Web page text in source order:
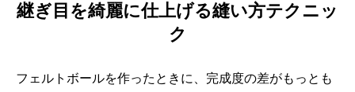
継ぎ目を綺麗に仕上げる縫い方テクニッ
ク
フェルトボールを作ったときに、完成度の差がもっとも